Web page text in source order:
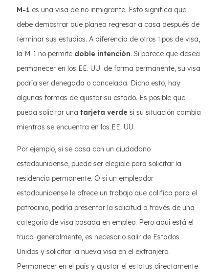
M-1 es una visa de no inmigrante. Esto significa que
debe demostrar que planea regresar a casa después de
terminar sus estudios. A diferencia de otros tipos de visa,
la M-1 no permite doble intención. Si parece que desea
permanecer en los EE. UU. de forma permanente, su visa
podría ser denegada o cancelada. Dicho esto, hay
algunas formas de ajustar su estado. Es posible que
pueda solicitar una tarjeta verde si su situación cambia
mientras se encuentra en los EE. UU.
Por ejemplo, si se casa con un ciudadano
estadounidense, puede ser elegible para solicitar la
residencia permanente. O si un empleador
estadounidense le ofrece un trabajo que califica para el
patrocinio, podría presentar la solicitud a través de una
categoría de visa basada en empleo. Pero aquí está el
truco: generalmente, es necesario salir de Estados
Unidos y solicitar la nueva visa en el extranjero.
Permanecer en el país y ajustar el estatus directamente